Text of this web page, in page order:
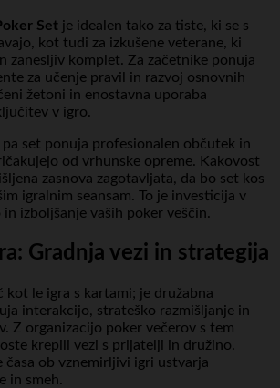
Set je idealen tako za tiste, ki se s
kot tudi za izkušene veterane, ki
zanesljiv komplet. Za začetnike ponuja
za učenje pravil in razvoj osnovnih
žetoni in enostavna uporaba
v igro.
pa set ponuja profesionalen občutek in
od vrhunske opreme. Kakovost
zasnova zagotavljata, da bo set kos
igralnim seansam. To je investicija v
izboljšanje vaših poker veščin.
Gradnja vezi in strategija
kot le igra s kartami; je družabna
interakcijo, strateško razmišljanje in
Z organizacijo poker večerov s tem
krepili vezi s prijatelji in družino.
časa ob vznemirljivi igri ustvarja
in smeh.